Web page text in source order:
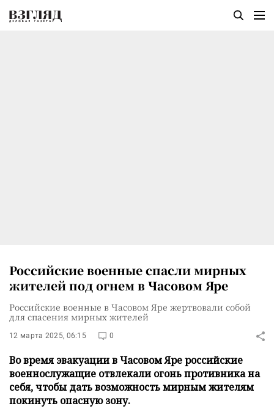
Российские военные спасли мирных
жителей под огнем в Часовом Яре
Российские военные в Часовом Яре жертвовали собой
для спасения мирных жителей
12 марта 2025, 06:15 0
Во время эвакуации в Часовом Яре российские
военнослужащие отвлекали огонь противника на
себя, чтобы дать возможность мирным жителям
покинуть опасную зону.